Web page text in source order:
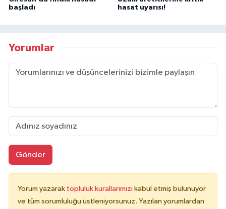
başladı
hasat uyarısı!
Yorumlar
Gönder
Yorum yazarak topluluk kurallarımızı kabul etmiş bulunuyor
ve tüm sorumluluğu üstleniyorsunuz. Yazılan yorumlardan